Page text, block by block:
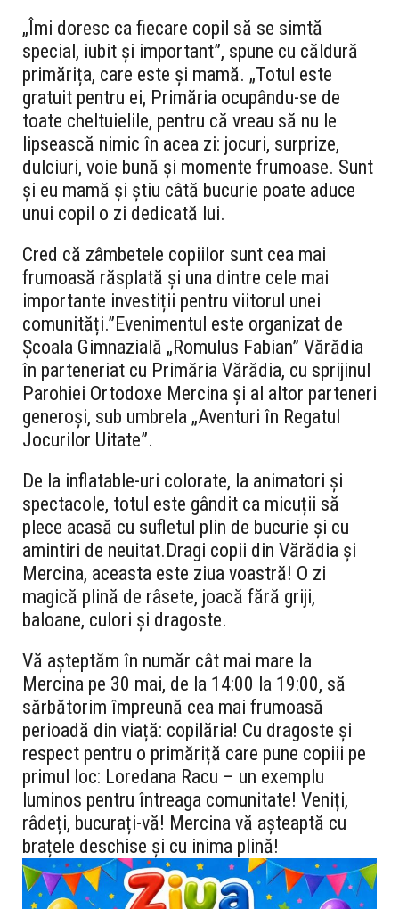
„ Îmi doresc ca fiecare copil să se simtă
special, iubit și important”, spune cu căldură
primărița, care este și mamă. „Totul este
gratuit pentru ei, Primăria ocupându-se de
toate cheltuielile, pentru că vreau să nu le
lipsească nimic în acea zi: jocuri, surprize,
dulciuri, voie bună și momente frumoase. Sunt
și eu mamă și știu câtă bucurie poate aduce
unui copil o zi dedicată lui.
Cred că zâmbetele copiilor sunt cea mai
frumoasă răsplată și una dintre cele mai
importante investiții pentru viitorul unei
comunități.” Evenimentul este organizat de
Școala Gimnazială „Romulus Fabian” Vărădia
în parteneriat cu Primăria Vărădia, cu sprijinul
Parohiei Ortodoxe Mercina și al altor parteneri
generoși, sub umbrela „Aventuri în Regatul
Jocurilor Uitate”.
De la inflatable-uri colorate, la animatori și
spectacole, totul este gândit ca micuții să
plece acasă cu sufletul plin de bucurie și cu
amintiri de neuitat. Dragi copii din Vărădia și
Mercina, aceasta este ziua voastră! O zi
magică plină de râsete, joacă fără griji,
baloane, culori și dragoste.
Vă așteptăm în număr cât mai mare la
Mercina pe 30 mai, de la 14:00 la 19:00, să
sărbătorim împreună cea mai frumoasă
perioadă din viață: copilăria! Cu dragoste și
respect pentru o primăriță care pune copiii pe
primul loc: Loredana Racu – un exemplu
luminos pentru întreaga comunitate! Veniți,
râdeți, bucurați-vă! Mercina vă așteaptă cu
brațele deschise și cu inima plină!